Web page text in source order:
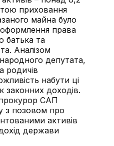
приховання
майна було
права
батька та
Аналізом
депутата,
родичів
набути ці
законних доходів.
САП
з позовом про
активів
держави